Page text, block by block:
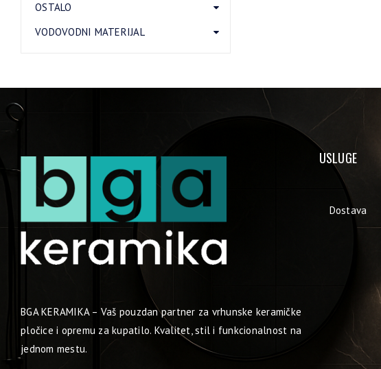
OSTALO
VODOVODNI MATERIJAL
BGA KERAMIKA – Vaš pouzdan partner za vrhunske keramičke
pločice i opremu za kupatilo. Kvalitet, stil i funkcionalnost na
jednom mestu.
USLUGE
Dostava